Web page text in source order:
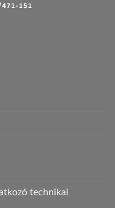
technikai